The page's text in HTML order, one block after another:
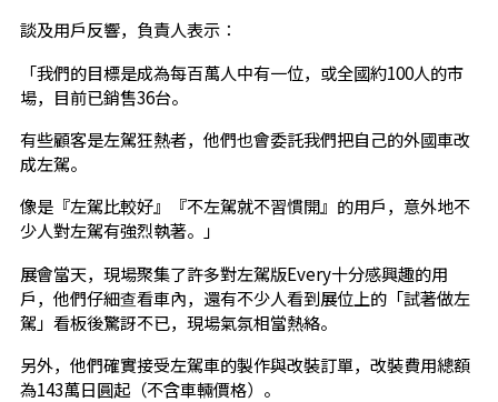
談及用戶反響，負責人表示：
「我們的目標是成為每百萬人中有一位，或全國約100人的市
場，目前已銷售36台。
有些顧客是左駕狂熱者，他們也會委託我們把自己的外國車改
成左駕。
像是『左駕比較好』『不左駕就不習慣開』的用戶，意外地不
少人對左駕有強烈執著。」
展會當天，現場聚集了許多對左駕版Every十分感興趣的用
戶，他們仔細查看車內，還有不少人看到展位上的「試著做左
駕」看板後驚訝不已，現場氣氛相當熱絡。
另外，他們確實接受左駕車的製作與改裝訂單，改裝費用總額
為143萬日圓起（不含車輛價格）。